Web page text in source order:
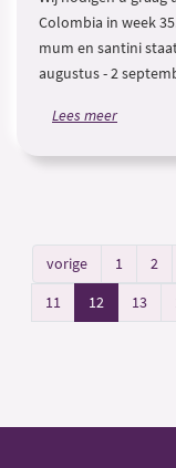
Colombia in week
mum en santini
augustus - 2
Lees meer
vorige 1 2
11
12 13